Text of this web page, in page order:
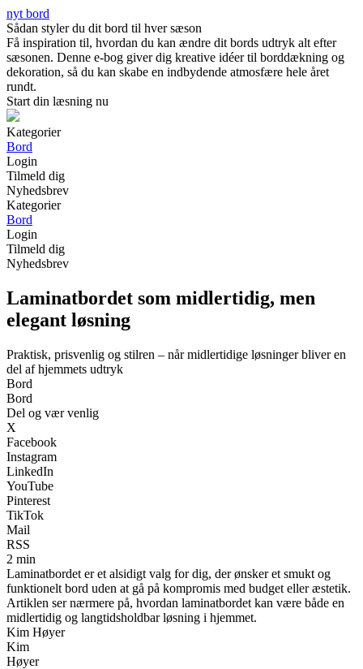
nyt bord
Sådan styler du dit bord til hver sæson
Få inspiration til, hvordan du kan ændre dit bords udtryk alt efter
sæsonen. Denne e-bog giver dig kreative idéer til borddækning og
dekoration, så du kan skabe en indbydende atmosfære hele året
rundt.
Start din læsning nu
Kategorier
Bord
Login
Tilmeld dig
Nyhedsbrev
Kategorier
Bord
Login
Tilmeld dig
Nyhedsbrev
Laminatbordet som midlertidig, men
elegant løsning
Praktisk, prisvenlig og stilren – når midlertidige løsninger bliver en
del af hjemmets udtryk
Bord
Bord
Del og vær venlig
X
Facebook
Instagram
LinkedIn
YouTube
Pinterest
TikTok
Mail
RSS
2 min
Laminatbordet er et alsidigt valg for dig, der ønsker et smukt og
funktionelt bord uden at gå på kompromis med budget eller æstetik.
Artiklen ser nærmere på, hvordan laminatbordet kan være både en
midlertidig og langtidsholdbar løsning i hjemmet.
Kim Høyer
Kim
Høyer